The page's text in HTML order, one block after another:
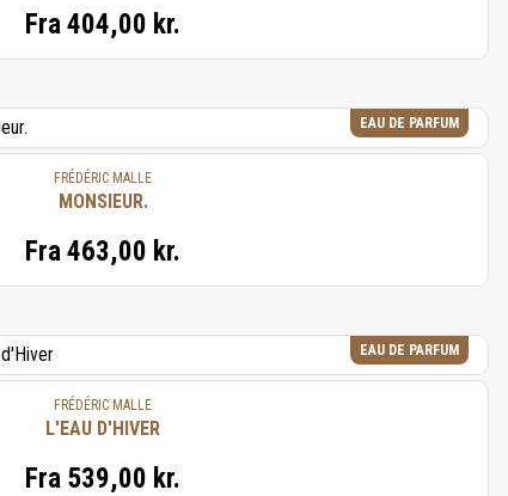
Fra404,00 kr.
EAU DE PARFUM
FRÉDÉRIC MALLE
MONSIEUR.
Fra463,00 kr.
EAU DE PARFUM
FRÉDÉRIC MALLE
L'EAU D'HIVER
Fra 539,00 kr.